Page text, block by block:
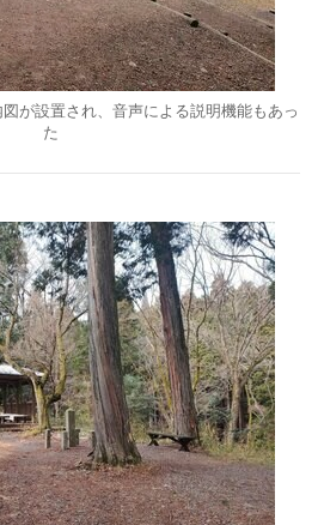
が設置され、音声による説明機能もあっ
た